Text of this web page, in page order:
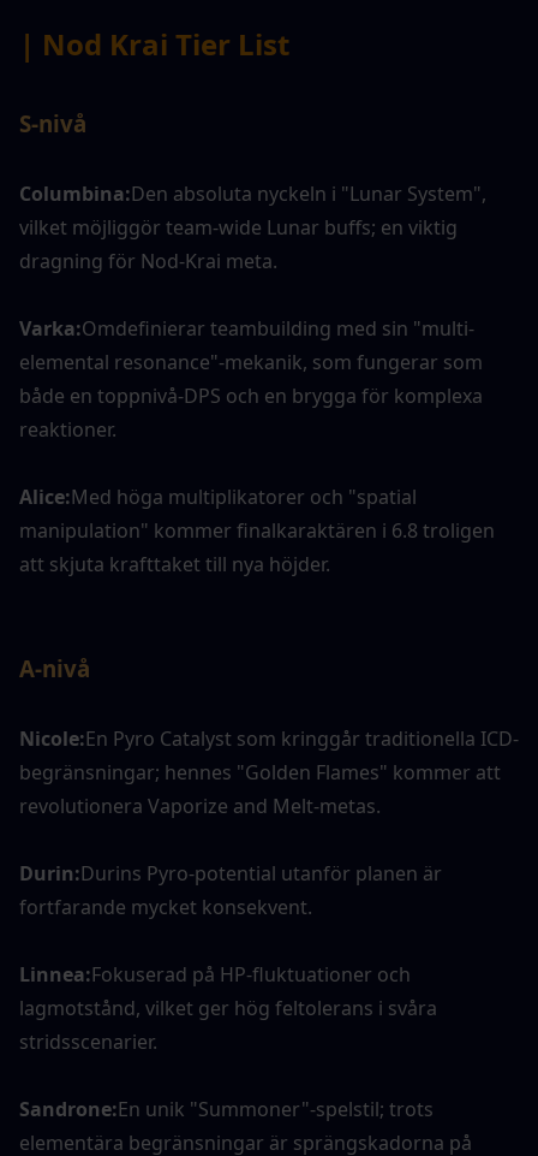
| Nod Krai Tier List
S-nivå
Columbina:Den absoluta nyckeln i "Lunar System",
vilket möjliggör team-wide Lunar buffs; en viktig
dragning för Nod-Krai meta.
Varka:Omdefinierar teambuilding med sin "multi-
elemental resonance"-mekanik, som fungerar som
både en toppnivå-DPS och en brygga för komplexa
reaktioner.
Alice:Med höga multiplikatorer och "spatial
manipulation" kommer finalkaraktären i 6.8 troligen
att skjuta krafttaket till nya höjder.
A-nivå
Nicole:En Pyro Catalyst som kringgår traditionella ICD-
begränsningar; hennes "Golden Flames" kommer att
revolutionera Vaporize and Melt-metas.
Durin:Durins Pyro-potential utanför planen är
fortfarande mycket konsekvent.
Linnea:Fokuserad på HP-fluktuationer och
lagmotstånd, vilket ger hög feltolerans i svåra
stridsscenarier.
Sandrone:En unik "Summoner"-spelstil; trots
elementära begränsningar är sprängskadorna på